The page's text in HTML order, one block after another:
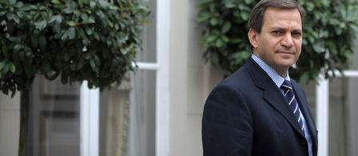
Avec VEENI, le Guadeloupéen Yanis Foy entend
participer au développement touristique des
Outre-mer
le 06/08/2026